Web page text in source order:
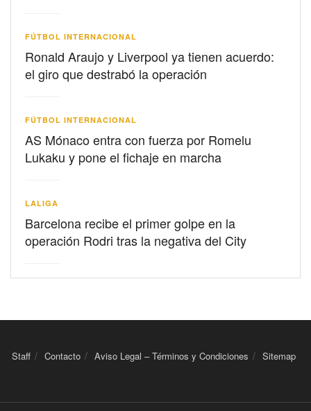
FÚTBOL INTERNACIONAL
Ronald Araujo y Liverpool ya tienen acuerdo:
el giro que destrabó la operación
FÚTBOL INTERNACIONAL
AS Mónaco entra con fuerza por Romelu
Lukaku y pone el fichaje en marcha
LALIGA
Barcelona recibe el primer golpe en la
operación Rodri tras la negativa del City
Staff Contacto Aviso Legal – Términos y Condiciones Sitemap